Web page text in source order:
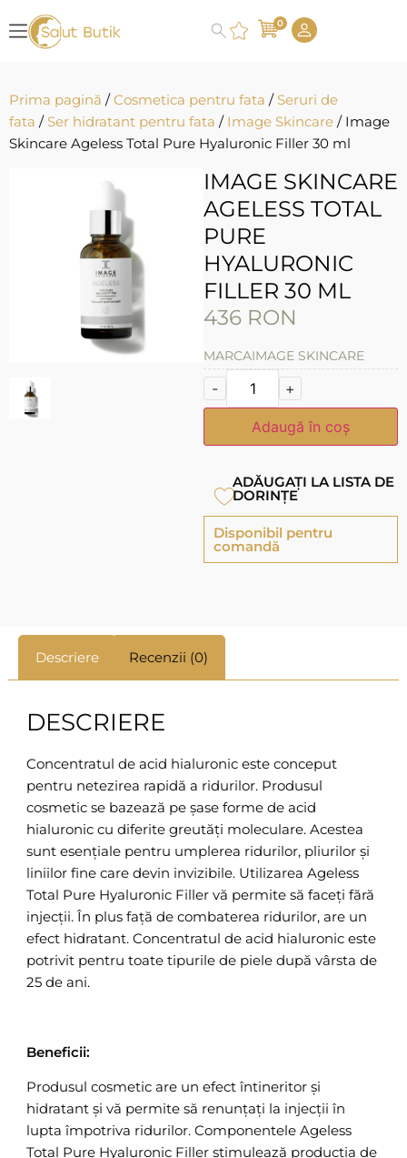
0
Prima pagină /Cosmetica pentru fata / Seruri de
fata / Ser hidratant pentru fata / Image Skincare / Image
Skincare Ageless Total Pure Hyaluronic Filler 30 ml
IMAGE SKINCARE
AGELESS TOTAL
PURE
HYALURONIC
FILLER 30 ML
436 RON
MARCAIMAGE SKINCARE
- +
Adaugă în coș
ADĂUGAȚI LA LISTA DE
DORINȚE
Disponibil pentru
comandă
Descriere Recenzii (0)
DESCRIERE
Concentratul de acid hialuronic este conceput
pentru netezirea rapidă a ridurilor. Produsul
cosmetic se bazează pe șase forme de acid
hialuronic cu diferite greutăți moleculare. Acestea
sunt esențiale pentru umplerea ridurilor, pliurilor și
liniilor fine care devin invizibile. Utilizarea Ageless
Total Pure Hyaluronic Filler vă permite să faceți fără
injecții. În plus față de combaterea ridurilor, are un
efect hidratant. Concentratul de acid hialuronic este
potrivit pentru toate tipurile de piele după vârsta de
25 de ani.
Beneficii:
Produsul cosmetic are un efect întineritor și
hidratant și vă permite să renunțați la injecții în
lupta împotriva ridurilor. Componentele Ageless
Total Pure Hyaluronic Filler stimulează producția de